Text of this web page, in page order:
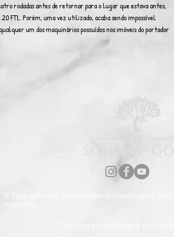
rodadas antes de retornar para o lugar que estava antes,
FTL. Porém, uma vez utilizado, acaba sendo impossível
um dos maquinários possuídos nos imóveis do portador